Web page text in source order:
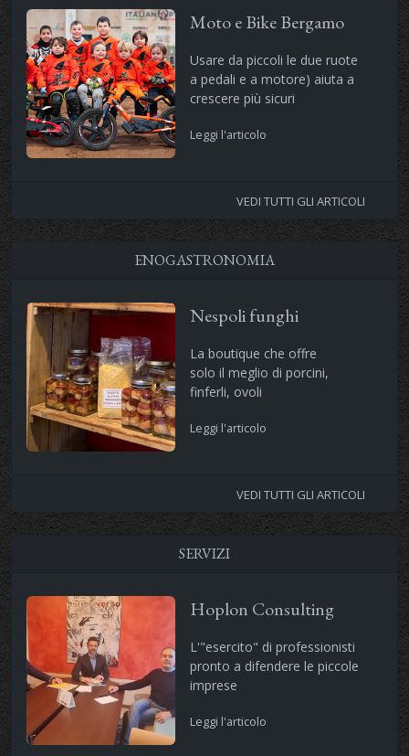
Moto e Bike Bergamo
Usare da piccoli le due ruote
a pedali e a motore) aiuta a
crescere più sicuri
Leggi l'articolo
VEDI TUTTI GLI ARTICOLI
ENOGASTRONOMIA
Nespoli funghi
La boutique che offre
solo il meglio di porcini,
finferli, ovoli
Leggi l'articolo
VEDI TUTTI GLI ARTICOLI
SERVIZI
Hoplon Consulting
L'"esercito" di professionisti
pronto a difendere le piccole
imprese
Leggi l'articolo